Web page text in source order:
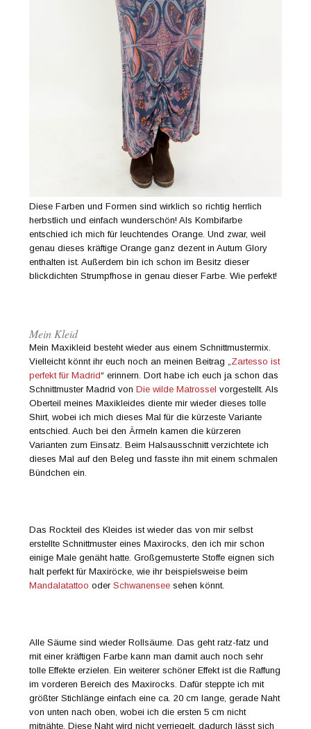
Diese Farben und Formen sind wirklich so richtig herrlich
herbstlich und einfach wunderschön! Als Kombifarbe
entschied ich mich für leuchtendes Orange. Und zwar, weil
genau dieses kräftige Orange ganz dezent in Autum Glory
enthalten ist. Außerdem bin ich schon im Besitz dieser
blickdichten Strumpfhose in genau dieser Farbe. Wie perfekt!
Mein Kleid
Mein Maxikleid besteht wieder aus einem Schnittmustermix.
Vielleicht könnt ihr euch noch an meinen Beitrag „Zartesso ist
perfekt für Madrid“ erinnern. Dort habe ich euch ja schon das
Schnittmuster Madrid vonDie wilde Matrossel vorgestellt. Als
Oberteil meines Maxikleides diente mir wieder dieses tolle
Shirt, wobei ich mich dieses Mal für die kürzeste Variante
entschied. Auch bei den Ärmeln kamen die kürzeren
Varianten zum Einsatz. Beim Halsausschnitt verzichtete ich
dieses Mal auf den Beleg und fasste ihn mit einem schmalen
Bündchen ein.
Das Rockteil des Kleides ist wieder das von mir selbst
erstellte Schnittmuster eines Maxirocks, den ich mir schon
einige Male genäht hatte. Großgemusterte Stoffe eignen sich
halt perfekt für Maxiröcke, wie ihr beispielsweise beim
Mandalatattoo oderSchwanensee sehen könnt.
Alle Säume sind wieder Rollsäume. Das geht ratz-fatz und
mit einer kräftigen Farbe kann man damit auch noch sehr
tolle Effekte erzielen. Ein weiterer schöner Effekt ist die Raffung
im vorderen Bereich des Maxirocks. Dafür steppte ich mit
größter Stichlänge einfach eine ca. 20 cm lange, gerade Naht
von unten nach oben, wobei ich die ersten 5 cm nicht
mitnähte. Diese Naht wird nicht verriegelt, dadurch lässt sich